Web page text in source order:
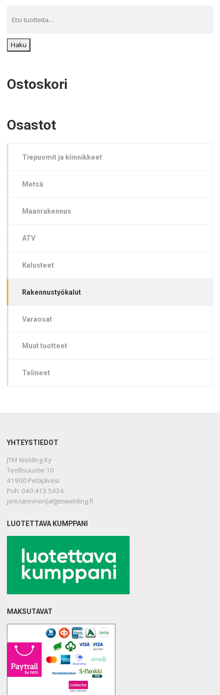
Haku
Ostoskori
Osastot
Tiepuomit ja kiinnikkeet
Metsä
Maanrakennus
ATV
Kalusteet
Rakennustyökalut
Varaosat
Muut tuotteet
Telineet
YHTEYSTIEDOT
JTM Welding Ky
Teollisuustie 10
41900 Petäjävesi
Puh. 040 413 5424
joni.tanninen[at]jtmwelding.fi
LUOTETTAVA KUMPPANI
MAKSUTAVAT